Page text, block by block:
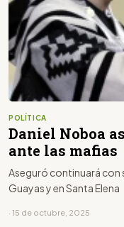
POLÍTICA
Daniel Noboa
ante las mafias
Aseguró continuará con
Guayas y en Santa Elena
· 15 de octubre, 2025